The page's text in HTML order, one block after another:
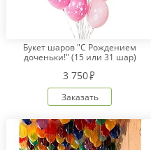
Букет шаров "С Рождением
доченьки!" (15 или 31 шар)
3 750
Заказать